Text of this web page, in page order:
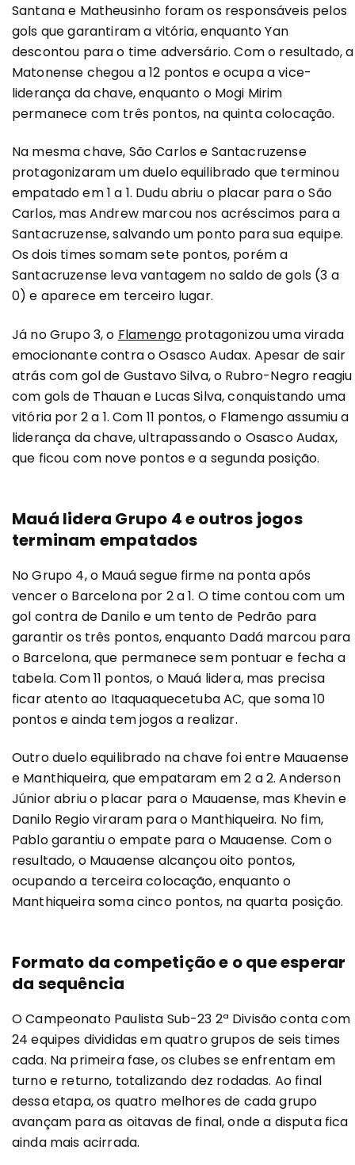
Santana e Matheusinho foram os responsáveis pelos
gols que garantiram a vitória, enquanto Yan
descontou para o time adversário. Com o resultado, a
Matonense chegou a 12 pontos e ocupa a vice-
liderança da chave, enquanto o Mogi Mirim
permanece com três pontos, na quinta colocação.
Na mesma chave, São Carlos e Santacruzense
protagonizaram um duelo equilibrado que terminou
empatado em 1 a 1. Dudu abriu o placar para o São
Carlos, mas Andrew marcou nos acréscimos para a
Santacruzense, salvando um ponto para sua equipe.
Os dois times somam sete pontos, porém a
Santacruzense leva vantagem no saldo de gols (3 a
0) e aparece em terceiro lugar.
Já no Grupo 3, o Flamengo protagonizou uma virada
emocionante contra o Osasco Audax. Apesar de sair
atrás com gol de Gustavo Silva, o Rubro-Negro reagiu
com gols de Thauan e Lucas Silva, conquistando uma
vitória por 2 a 1. Com 11 pontos, o Flamengo assumiu a
liderança da chave, ultrapassando o Osasco Audax,
que ficou com nove pontos e a segunda posição.
Mauá lidera Grupo 4 e outros jogos
terminam empatados
No Grupo 4, o Mauá segue firme na ponta após
vencer o Barcelona por 2 a 1. O time contou com um
gol contra de Danilo e um tento de Pedrão para
garantir os três pontos, enquanto Dadá marcou para
o Barcelona, que permanece sem pontuar e fecha a
tabela. Com 11 pontos, o Mauá lidera, mas precisa
ficar atento ao Itaquaquecetuba AC, que soma 10
pontos e ainda tem jogos a realizar.
Outro duelo equilibrado na chave foi entre Mauaense
e Manthiqueira, que empataram em 2 a 2. Anderson
Júnior abriu o placar para o Mauaense, mas Khevin e
Danilo Regio viraram para o Manthiqueira. No fim,
Pablo garantiu o empate para o Mauaense. Com o
resultado, o Mauaense alcançou oito pontos,
ocupando a terceira colocação, enquanto o
Manthiqueira soma cinco pontos, na quarta posição.
Formato da competição e o que esperar
da sequência
O Campeonato Paulista Sub-23 2ª Divisão conta com
24 equipes divididas em quatro grupos de seis times
cada. Na primeira fase, os clubes se enfrentam em
turno e returno, totalizando dez rodadas. Ao final
dessa etapa, os quatro melhores de cada grupo
avançam para as oitavas de final, onde a disputa fica
ainda mais acirrada.